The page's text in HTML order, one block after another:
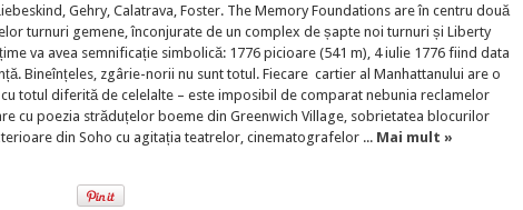
Gehry, Calatrava, Foster. The Memory Foundations are în centru două
turnuri gemene, înconjurate de un complex de șapte noi turnuri și Liberty
va avea semnificație simbolică: 1776 picioare (541 m), 4 iulie 1776 fiind data
Bineînțeles, zgârie-norii nu sunt totul. Fiecare cartier al Manhattanului are o
totul diferită de celelalte – este imposibil de comparat nebunia reclamelor
cu poezia străduțelor boeme din Greenwich Village, sobrietatea blocurilor
din Soho cu agitația teatrelor, cinematografelor ... Mai mult »